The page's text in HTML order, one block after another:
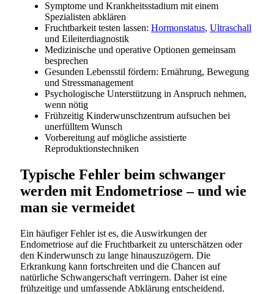
Symptome und Krankheitsstadium mit einem
Spezialisten abklären
Fruchtbarkeit testen lassen: Hormonstatus, Ultraschall
und Eileiterdiagnostik
Medizinische und operative Optionen gemeinsam
besprechen
Gesunden Lebensstil fördern: Ernährung, Bewegung
und Stressmanagement
Psychologische Unterstützung in Anspruch nehmen,
wenn nötig
Frühzeitig Kinderwunschzentrum aufsuchen bei
unerfülltem Wunsch
Vorbereitung auf mögliche assistierte
Reproduktionstechniken
Typische Fehler beim schwanger
werden mit Endometriose – und wie
man sie vermeidet
Ein häufiger Fehler ist es, die Auswirkungen der
Endometriose auf die Fruchtbarkeit zu unterschätzen oder
den Kinderwunsch zu lange hinauszuzögern. Die
Erkrankung kann fortschreiten und die Chancen auf
natürliche Schwangerschaft verringern. Daher ist eine
frühzeitige und umfassende Abklärung entscheidend.